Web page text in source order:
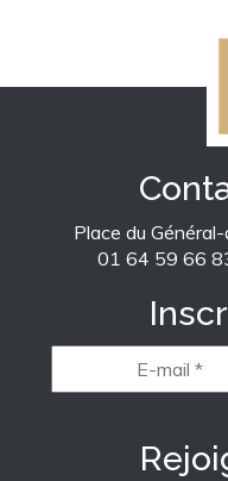
Place du
01 64 59 66
mail
*